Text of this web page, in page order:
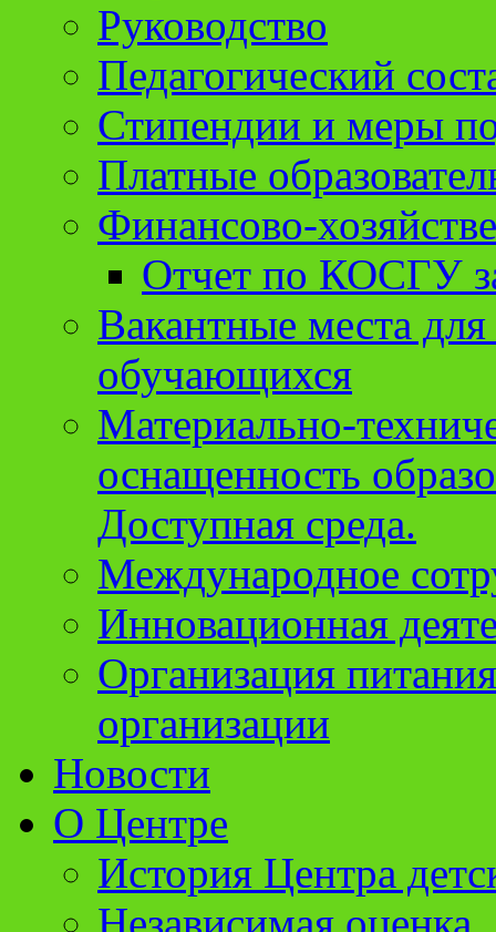
Руководство
Педагогический
Стипендии и меры
Платные
Финансово-
Отчет по КОСГУ
Вакантные места
обучающихся
Материально-
оснащенность
Доступная среда.
Международное
Инновационная
Организация
организации
Новости
О Центре
История Центра